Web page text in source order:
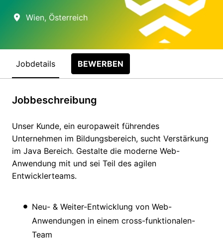
Wien, Österreich
Jobdetails BEWERBEN
Jobbeschreibung
Unser Kunde, ein europaweit führendes
Unternehmen im Bildungsbereich, sucht Verstärkung
im Java Bereich. Gestalte die moderne Web-
Anwendung mit und sei Teil des agilen
Entwicklerteams.
Neu- & Weiter-Entwicklung von Web-
Anwendungen in einem cross-funktionalen-
Team